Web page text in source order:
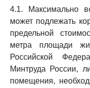
4.1. Максимально
может подлежать
предельной
метра площади
Российской
Минтруда России,
помещения,